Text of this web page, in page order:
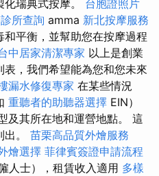
瑞典式按摩。 台胞證照片
所查詢 amma 新北按摩服務
平衡，並幫助您在按摩過程
中居家清潔專家 以上是創業
，我們希望能為您和您未來
漏水修復專家 在某些情況
重聽者的助聽器選擇 EIN）
及其所在地和運營地點。 這
。 苗栗高品質外燴服務
燴選擇 菲律賓簽證申請流程
人士），租賃收入適用 多樣